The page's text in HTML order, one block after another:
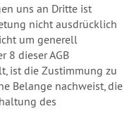
uns an Dritte ist
nicht ausdrücklich
um generell
8 dieser AGB
ist die Zustimmung zu
Belange nachweist, die
des